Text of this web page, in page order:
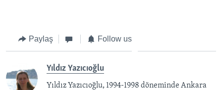
Paylaş Follow us
Yıldız Yazıcıoğlu
Yıldız Yazıcıoğlu, 1994-1998 döneminde Ankara